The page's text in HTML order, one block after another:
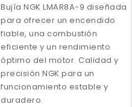
Bujía NGK LMAR8A-9 diseñada
para ofrecer un encendido
fiable, una combustión
eficiente y un rendimiento
óptimo del motor. Calidad y
precisión NGK para un
funcionamiento estable y
duradero.